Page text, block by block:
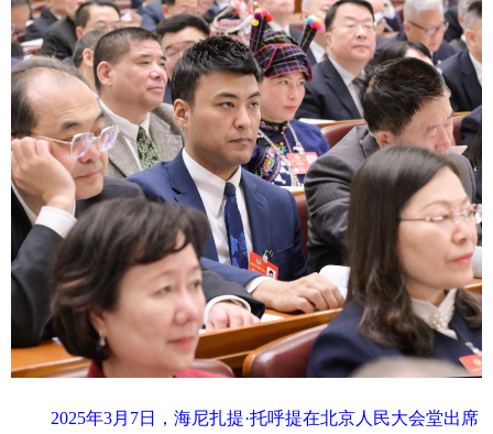
2025年3月7日，海尼扎提·托呼提在北京人民大会堂出席